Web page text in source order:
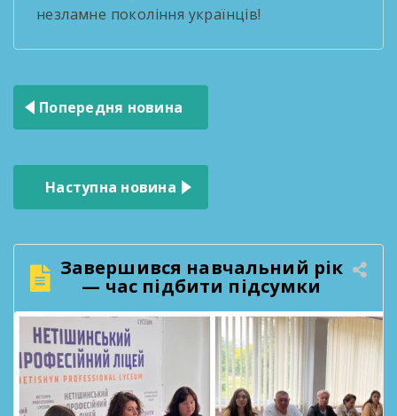
незламне покоління українців!
Навігація
записів
Попередня новина
Наступна новина
Завершився навчальний рік
— час підбити підсумки